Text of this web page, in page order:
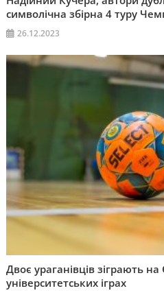
символічна збірна 4 туру
26.12.2023
Двоє ураганівців зіграють
університетських іграх